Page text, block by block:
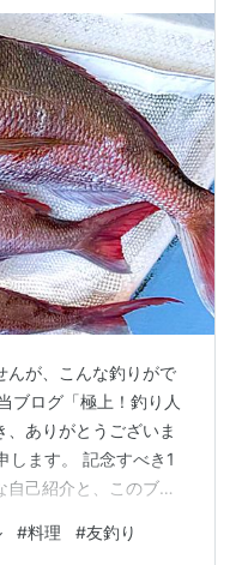
んが、こんな釣りがで
ブログ「極上！釣り人
ありがとうございま
します。 記念すべき1
己紹介と、このブロ
てください。 エギン
#料理 #友釣り